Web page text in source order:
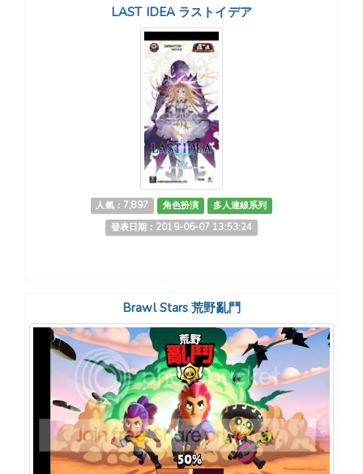
LAST IDEA ラストイデア
人氣：7,897 角色扮演
多人連線系列
發表日期：2019-06-07 13:53:24
Brawl Stars 荒野亂鬥